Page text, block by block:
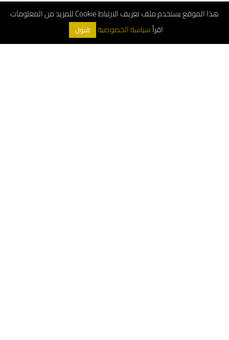
هذا الموقع يستخدم ملف تعريف الارتباط Cookie للمزيد من المعلومات
اقرأسياسة الخصوصية قبول